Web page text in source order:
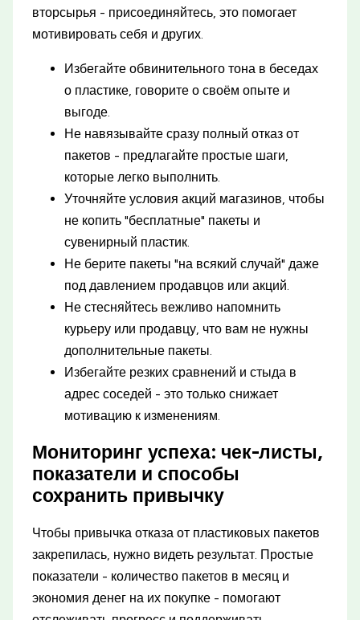
вторсырья - присоединяйтесь, это помогает
мотивировать себя и других.
Избегайте обвинительного тона в беседах
о пластике, говорите о своём опыте и
выгоде.
Не навязывайте сразу полный отказ от
пакетов - предлагайте простые шаги,
которые легко выполнить.
Уточняйте условия акций магазинов, чтобы
не копить "бесплатные" пакеты и
сувенирный пластик.
Не берите пакеты "на всякий случай" даже
под давлением продавцов или акций.
Не стесняйтесь вежливо напомнить
курьеру или продавцу, что вам не нужны
дополнительные пакеты.
Избегайте резких сравнений и стыда в
адрес соседей - это только снижает
мотивацию к изменениям.
Мониторинг успеха: чек-листы,
показатели и способы
сохранить привычку
Чтобы привычка отказа от пластиковых пакетов
закрепилась, нужно видеть результат. Простые
показатели - количество пакетов в месяц и
экономия денег на их покупке - помогают